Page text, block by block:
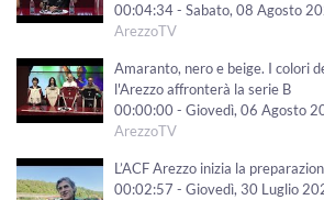
00:04:34 - Sabato, 08 Agosto
ArezzoTV
Amaranto, nero e beige. I colori
l'Arezzo affronterà la serie B
00:00:00 - Giovedì, 06 Agosto
ArezzoTV
L’ACF Arezzo inizia la
00:02:57 - Giovedì, 30 Luglio